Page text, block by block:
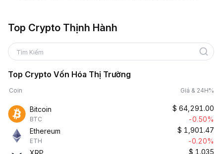
Top Crypto Thịnh Hành
Tìm Kiếm
Top Crypto Vốn Hóa Thị Trường
Coin Giá & 24H%
Bitcoin
BTC
$ 64,291.00
-0.50%
Ethereum
ETH
$ 1,901.47
-0.20%
$ 1.035